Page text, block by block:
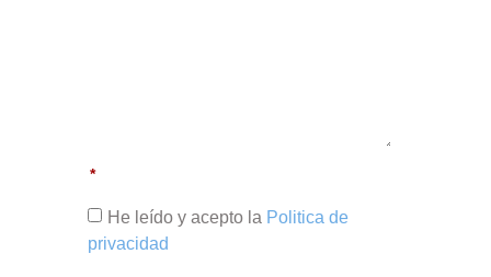
He leído y acepto la Politica de
privacidad